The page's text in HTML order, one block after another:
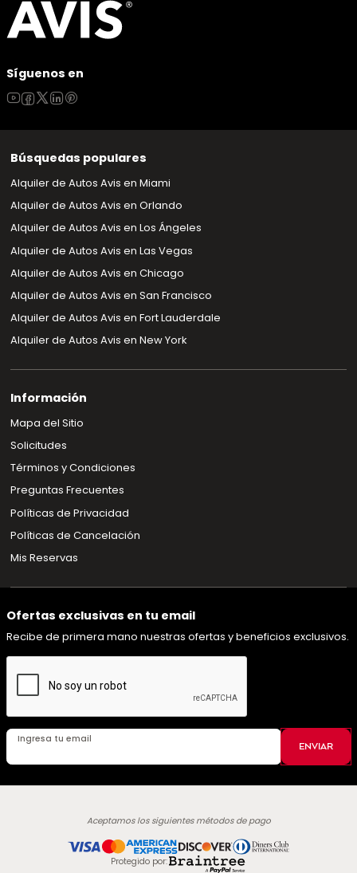
Síguenos en
Búsquedas populares
Alquiler de Autos Avis en Miami
Alquiler de Autos Avis en Orlando
Alquiler de Autos Avis en Los Ángeles
Alquiler de Autos Avis en Las Vegas
Alquiler de Autos Avis en Chicago
Alquiler de Autos Avis en San Francisco
Alquiler de Autos Avis en Fort Lauderdale
Alquiler de Autos Avis en New York
Información
Mapa del Sitio
Solicitudes
Términos y Condiciones
Preguntas Frecuentes
Políticas de Privacidad
Políticas de Cancelación
Mis Reservas
Ofertas exclusivas en tu email
Recibe de primera mano nuestras ofertas y beneficios exclusivos.
Ingresa tu email
ENVIAR
Aceptamos los siguientes métodos de pago
Protegido por: